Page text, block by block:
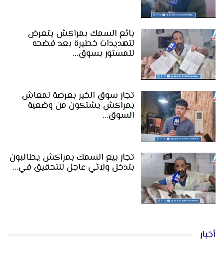
بائع السمك بمراكش يتعرض
لتهديدات خطيرة بعد فضحه
للمستور بسوق…
تجار سوق الخير بعرصة لمعاش
بمراكش يشتكون من وضعية
السوق…
تجار بيع السمك بمراكش يطالبون
بتدخل ولائي عاجل للتحقيق في…
أخبار